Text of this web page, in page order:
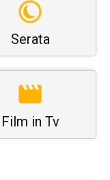
Serata
Film in Tv